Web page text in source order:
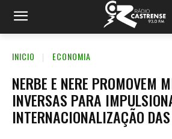
INICIO ECONOMIA
NERBE E NERE PROMOVEM
INVERSAS PARA
INTERNACIONALIZAÇÃO